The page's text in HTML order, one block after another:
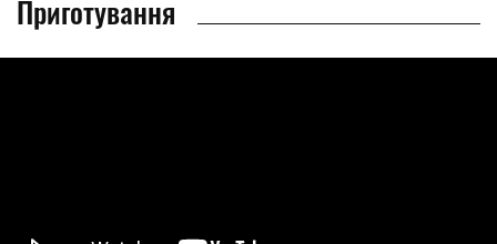
Приготування